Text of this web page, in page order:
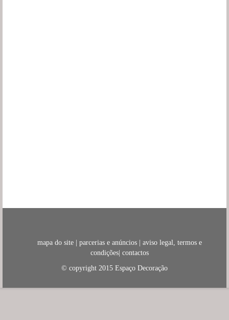
mapa do site | parcerias e anúncios | aviso legal, termos e
condições| contactos
© copyright 2015 Espaço Decoração